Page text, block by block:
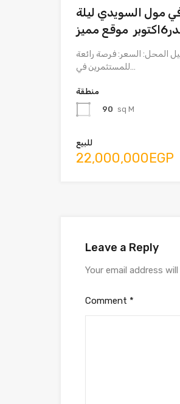
90م في مول السويدي ليلة
مميز
تفاصيل المحل: السعر: فرصة رائعة
للمستثمرين في…
منطقة
90 sq M
للبيع
22,000,000EGP
Leave a Reply
Your email address
Comment *